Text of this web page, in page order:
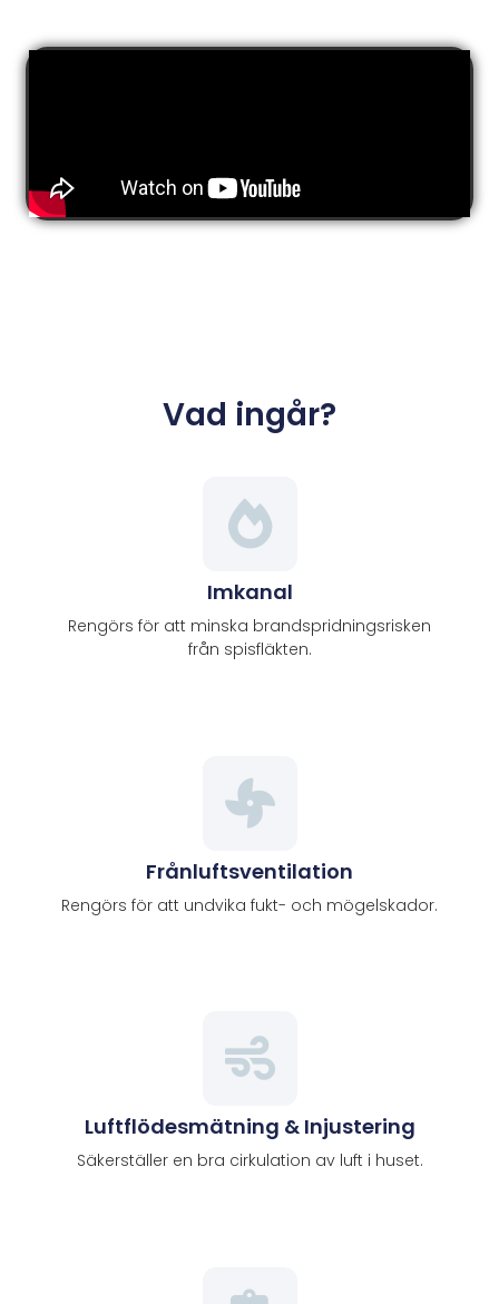
Vad ingår?
Imkanal
Rengörs för att minska brandspridningsrisken
från spisfläkten.
Frånluftsventilation
Rengörs för att undvika fukt- och mögelskador.
Luftflödesmätning & Injustering
Säkerställer en bra cirkulation av luft i huset.